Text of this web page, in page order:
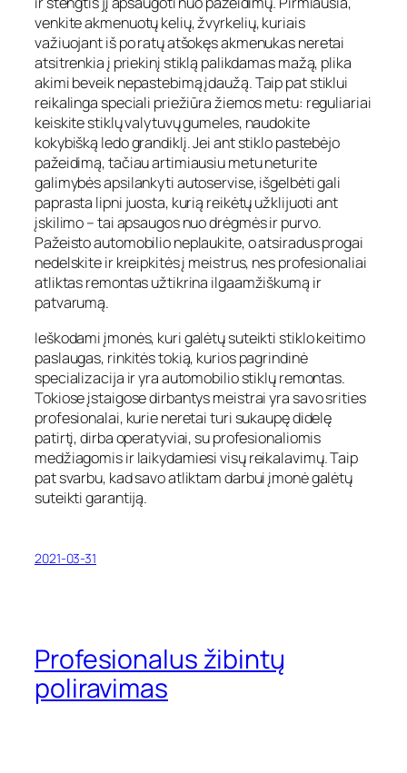
venkite akmenuotų kelių, žvyrkelių, kuriais
važiuojant iš po ratų atšokęs akmenukas neretai
atsitrenkia į priekinį stiklą palikdamas mažą, plika
akimi beveik nepastebimą įdaužą. Taip pat stiklui
reikalinga speciali priežiūra žiemos metu: reguliariai
keiskite stiklų valytuvų gumeles, naudokite
kokybišką ledo grandiklį. Jei ant stiklo pastebėjo
pažeidimą, tačiau artimiausiu metu neturite
galimybės apsilankyti autoservise, išgelbėti gali
paprasta lipni juosta, kurią reikėtų užklijuoti ant
įskilimo – tai apsaugos nuo drėgmės ir purvo.
Pažeisto automobilio neplaukite, o atsiradus progai
nedelskite ir kreipkitės į meistrus, nes profesionaliai
atliktas remontas užtikrina ilgaamžiškumą ir
patvarumą.
Ieškodami įmonės, kuri galėtų suteikti stiklo keitimo
paslaugas, rinkitės tokią, kurios pagrindinė
specializacija ir yra automobilio stiklų remontas.
Tokiose įstaigose dirbantys meistrai yra savo srities
profesionalai, kurie neretai turi sukaupę didelę
patirtį, dirba operatyviai, su profesionaliomis
medžiagomis ir laikydamiesi visų reikalavimų. Taip
pat svarbu, kad savo atliktam darbui įmonė galėtų
suteikti garantiją.
2021-03-31
Profesionalus žibintų
poliravimas